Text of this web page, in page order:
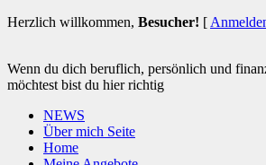
Herzlich willkommen, Besucher! [
Wenn du dich beruflich, persönlich und
möchtest bist du hier richtig
NEWS
Über mich Seite
Home